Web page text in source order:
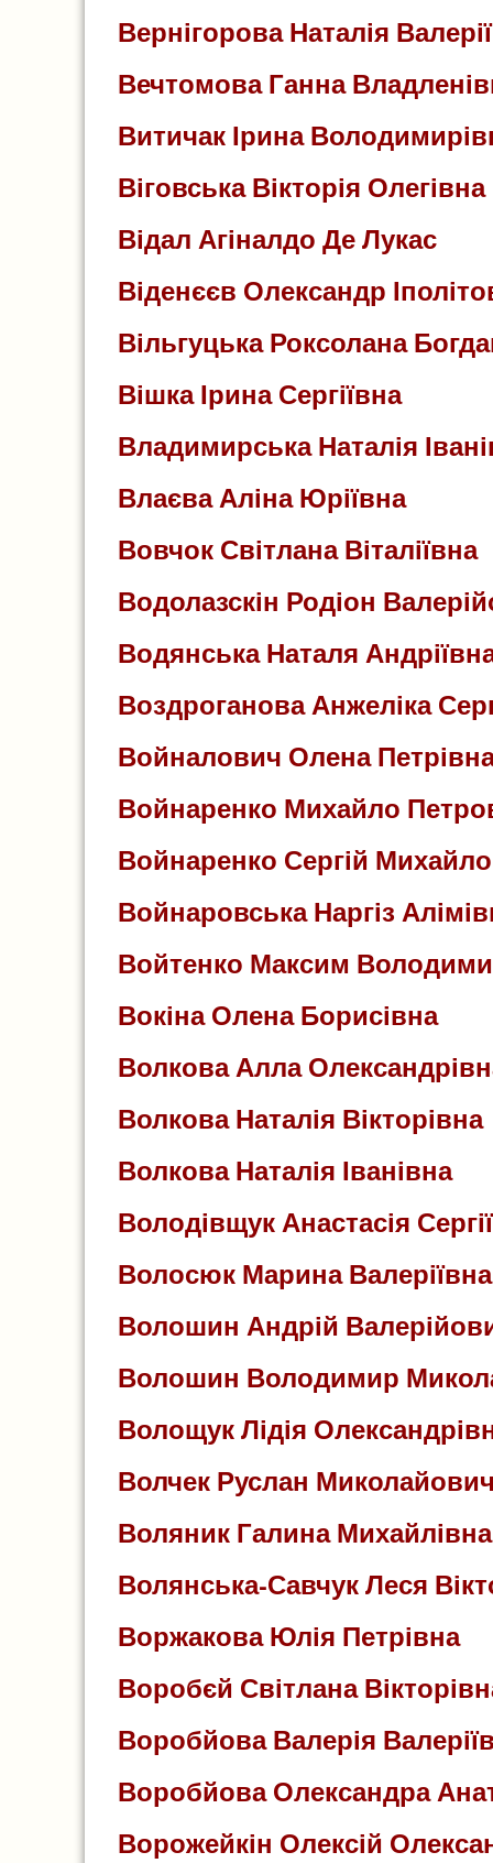
Вернігорова Наталія
Вечтомова Ганна
Витичак Ірина
Віговська Вікторія Олегівна
Відал Агіналдо Де Лукас
Віденєєв Олександр
Вільгуцька Роксолана
Вішка Ірина Сергіївна
Владимирська Наталія
Влаєва Аліна Юріївна
Вовчок Світлана Віталіївна
Водолазскін Родіон
Водянська Наталя
Воздроганова Анжеліка
Войналович Олена
Войнаренко Михайло
Войнаренко Сергій
Войнаровська Наргіз
Войтенко Максим
Вокіна Олена Борисівна
Волкова Алла
Волкова Наталія Вікторівна
Волкова Наталія Іванівна
Володівщук Анастасія
Волосюк Марина Валеріївна
Волошин Андрій
Волошин Володимир
Волощук Лідія
Волчек Руслан
Воляник Галина Михайлівна
Волянська-Савчук Леся
Воржакова Юлія Петрівна
Воробєй Світлана
Воробйова Валерія
Воробйова Олександра
Ворожейкін Олексій